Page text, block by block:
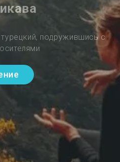
подружившись с